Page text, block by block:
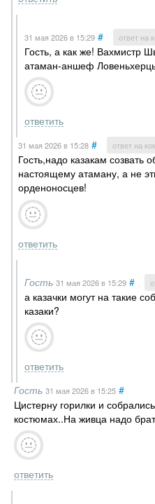
31 мая 2026в 15:29 # ответ на
Гость, а как же! Вахмистр
атаман-аншеф
ответить
31 мая 2026в 15:28 # ответ на
Гость,надо казакам созвать
настоящему атаману, а не
орденоносцев!
ответить
Гость 31 мая 2026в 15:29 #
а казачки могут на такие
казаки?
ответить
Гость 31 мая 2026в 15:25 #
Цистерну горилки и
костюмах..На живца надо
ответить